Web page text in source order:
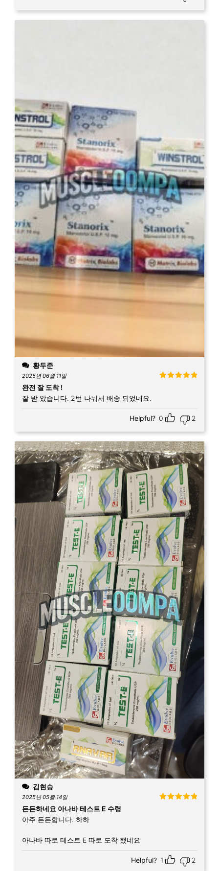
황두준
2025년 06월 11일
완전 잘 도착 !
잘 받 았습니다. 2번 나눠서 배송 되었네요.
Helpful? 0 2
김현승
2025년 05월 14일
든든하네요 아나바 테스트 E 수령
아주 든든합니다. 하하
아나바 따로 테스트 E 따로 도착 했네요
Helpful? 1 2